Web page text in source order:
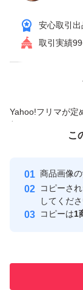
安心取引出
取引実績
Yahoo!フリマが定
付与しています
安心取引出品者
取引実績
価格
こ
商品画像の
コピーさ
してくだ
コピーは1
この商品をみて